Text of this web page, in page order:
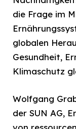
die Frage im
globalen
Gesundheit,
Klimaschutz
Wolfgang
der SUN AG,